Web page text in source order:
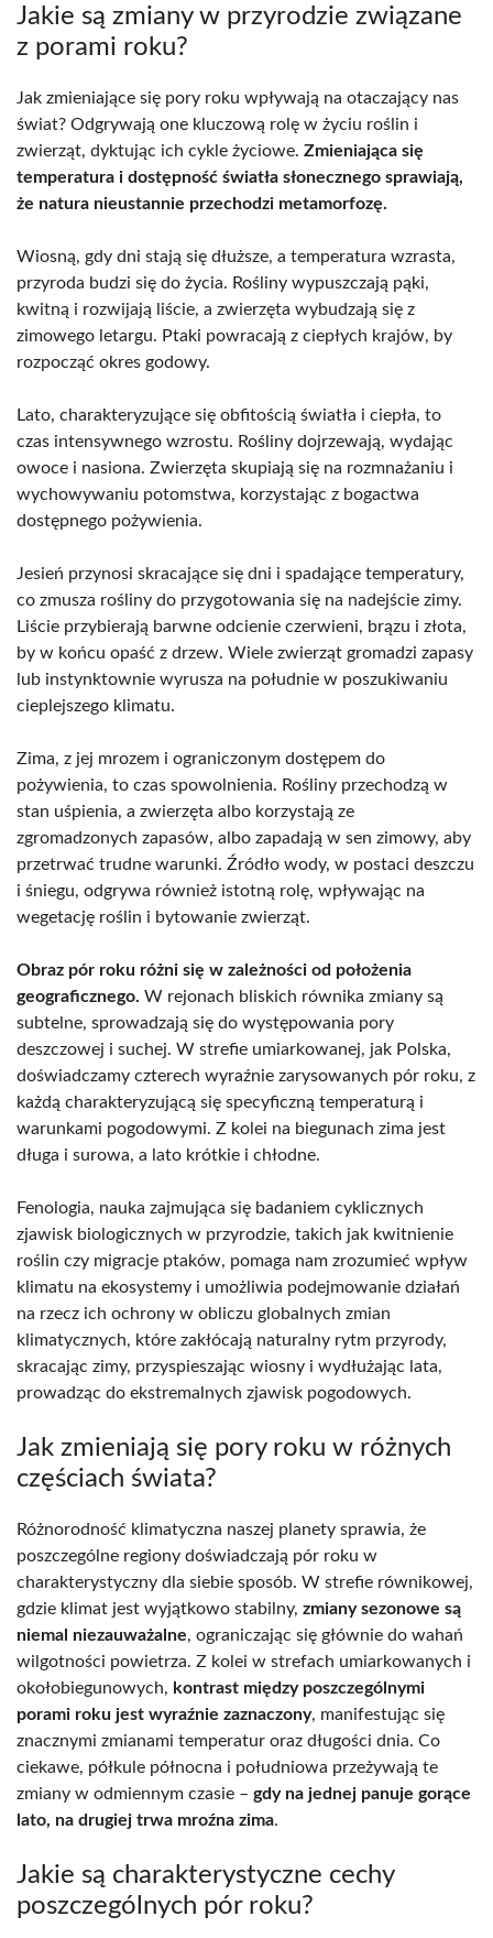
Jakie są zmiany w przyrodzie związane
z porami roku?
Jak zmieniające się pory roku wpływają na otaczający nas
świat? Odgrywają one kluczową rolę w życiu roślin i
zwierząt, dyktując ich cykle życiowe. Zmieniająca się
temperatura i dostępność światła słonecznego sprawiają,
że natura nieustannie przechodzi metamorfozę.
Wiosną, gdy dni stają się dłuższe, a temperatura wzrasta,
przyroda budzi się do życia. Rośliny wypuszczają pąki,
kwitną i rozwijają liście, a zwierzęta wybudzają się z
zimowego letargu. Ptaki powracają z ciepłych krajów, by
rozpocząć okres godowy.
Lato, charakteryzujące się obfitością światła i ciepła, to
czas intensywnego wzrostu. Rośliny dojrzewają, wydając
owoce i nasiona. Zwierzęta skupiają się na rozmnażaniu i
wychowywaniu potomstwa, korzystając z bogactwa
dostępnego pożywienia.
Jesień przynosi skracające się dni i spadające temperatury,
co zmusza rośliny do przygotowania się na nadejście zimy.
Liście przybierają barwne odcienie czerwieni, brązu i złota,
by w końcu opaść z drzew. Wiele zwierząt gromadzi zapasy
lub instynktownie wyrusza na południe w poszukiwaniu
cieplejszego klimatu.
Zima, z jej mrozem i ograniczonym dostępem do
pożywienia, to czas spowolnienia. Rośliny przechodzą w
stan uśpienia, a zwierzęta albo korzystają ze
zgromadzonych zapasów, albo zapadają w sen zimowy, aby
przetrwać trudne warunki. Źródło wody, w postaci deszczu
i śniegu, odgrywa również istotną rolę, wpływając na
wegetację roślin i bytowanie zwierząt.
Obraz pór roku różni się w zależności od położenia
geograficznego. W rejonach bliskich równika zmiany są
subtelne, sprowadzają się do występowania pory
deszczowej i suchej. W strefie umiarkowanej, jak Polska,
doświadczamy czterech wyraźnie zarysowanych pór roku, z
każdą charakteryzującą się specyficzną temperaturą i
warunkami pogodowymi. Z kolei na biegunach zima jest
długa i surowa, a lato krótkie i chłodne.
Fenologia, nauka zajmująca się badaniem cyklicznych
zjawisk biologicznych w przyrodzie, takich jak kwitnienie
roślin czy migracje ptaków, pomaga nam zrozumieć wpływ
klimatu na ekosystemy i umożliwia podejmowanie działań
na rzecz ich ochrony w obliczu globalnych zmian
klimatycznych, które zakłócają naturalny rytm przyrody,
skracając zimy, przyspieszając wiosny i wydłużając lata,
prowadząc do ekstremalnych zjawisk pogodowych.
Jak zmieniają się pory roku w różnych
częściach świata?
Różnorodność klimatyczna naszej planety sprawia, że
poszczególne regiony doświadczają pór roku w
charakterystyczny dla siebie sposób. W strefie równikowej,
gdzie klimat jest wyjątkowo stabilny, zmiany sezonowe są
niemal niezauważalne, ograniczając się głównie do wahań
wilgotności powietrza. Z kolei w strefach umiarkowanych i
okołobiegunowych, kontrast między poszczególnymi
porami roku jest wyraźnie zaznaczony, manifestując się
znacznymi zmianami temperatur oraz długości dnia. Co
ciekawe, półkule północna i południowa przeżywają te
zmiany w odmiennym czasie – gdy na jednej panuje gorące
lato, na drugiej trwa mroźna zima.
Jakie są charakterystyczne cechy
poszczególnych pór roku?